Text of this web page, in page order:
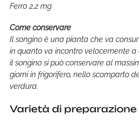
Ferro 2,2 mg
Come conservare
Il songino è una pianta che va
in quanto va incontro velocemente
il songino si può conservare al
giorni in frigorifero, nello scomparto
verdura.
Varietà di preparazione